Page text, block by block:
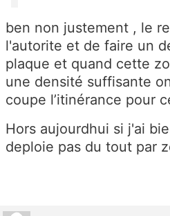
ben non justement , le
l'autorite et de faire un
plaque et quand cette
une densité suffisante
coupe l’itinérance pour
Hors aujourdhui si j'ai
deploie pas du tout par